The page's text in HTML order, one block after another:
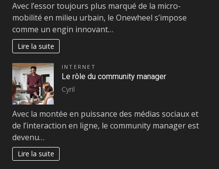
Avec l’essor toujours plus marqué de la micro-
mobilité en milieu urbain, le Onewheel s’impose
comme un engin innovant…
Lire la suite
INTERNET
Le rôle du community manager
Cyril
Avec la montée en puissance des médias sociaux et
de l’interaction en ligne, le community manager est
devenu…
Lire la suite